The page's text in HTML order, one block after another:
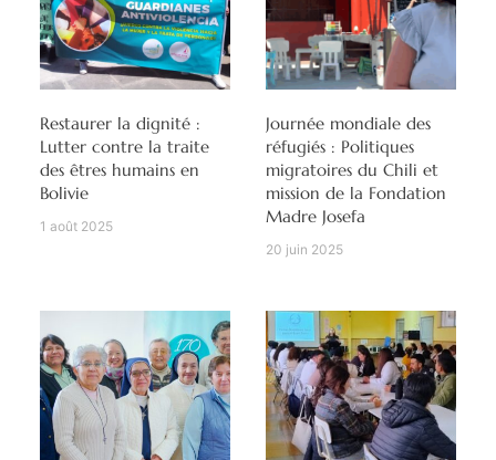
Restaurer la dignité :
Lutter contre la traite
des êtres humains en
Bolivie
1 août 2025
Journée mondiale des
réfugiés : Politiques
migratoires du Chili et
mission de la Fondation
Madre Josefa
20 juin 2025